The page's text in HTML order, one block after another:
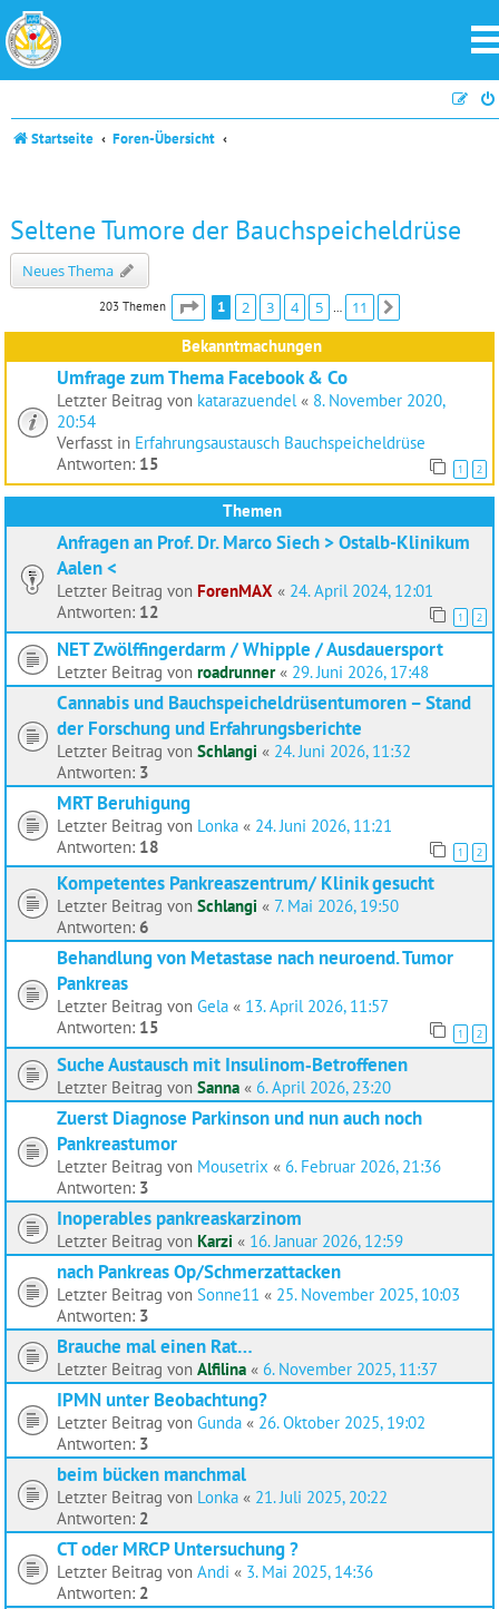
Startseite Foren-Übersicht
Seltene Tumore der Bauchspeicheldrüse
Neues Thema
203 Themen Seite von
1 2 3 4 5 11
Bekanntmachungen
Umfrage zum Thema Facebook & Co
Letzter Beitrag von katarazuendel « 8. November 2020,
20:54
Verfasst in Erfahrungsaustausch Bauchspeicheldrüse
Antworten: 15 1 2
Themen
Anfragen an Prof. Dr. Marco Siech > Ostalb-Klinikum
Aalen <
Letzter Beitrag von ForenMAX « 24. April 2024, 12:01
Antworten: 12 1 2
NET Zwölffingerdarm / Whipple / Ausdauersport
Letzter Beitrag von roadrunner« 29. Juni 2026, 17:48
Cannabis und Bauchspeicheldrüsentumoren – Stand
der Forschung und Erfahrungsberichte
Letzter Beitrag von Schlangi « 24. Juni 2026, 11:32
Antworten: 3
MRT Beruhigung
Letzter Beitrag von Lonka « 24. Juni 2026, 11:21
Antworten: 18 1 2
Kompetentes Pankreaszentrum/ Klinik gesucht
Letzter Beitrag von Schlangi « 7. Mai 2026, 19:50
Antworten: 6
Behandlung von Metastase nach neuroend. Tumor
Pankreas
Letzter Beitrag von Gela « 13. April 2026, 11:57
Antworten: 15 1 2
Suche Austausch mit Insulinom‑Betroffenen
Letzter Beitrag von Sanna « 6. April 2026, 23:20
Zuerst Diagnose Parkinson und nun auch noch
Pankreastumor
Letzter Beitrag von Mousetrix « 6. Februar 2026, 21:36
Antworten: 3
Inoperables pankreaskarzinom
Letzter Beitrag von Karzi « 16. Januar 2026, 12:59
nach Pankreas Op/Schmerzattacken
Letzter Beitrag von Sonne11 « 25. November 2025, 10:03
Antworten: 3
Brauche mal einen Rat…
Letzter Beitrag von Alfilina « 6. November 2025, 11:37
IPMN unter Beobachtung?
Letzter Beitrag von Gunda « 26. Oktober 2025, 19:02
Antworten: 3
beim bücken manchmal
Letzter Beitrag von Lonka « 21. Juli 2025, 20:22
Antworten: 2
CT oder MRCP Untersuchung ?
Letzter Beitrag von Andi « 3. Mai 2025, 14:36
Antworten: 2